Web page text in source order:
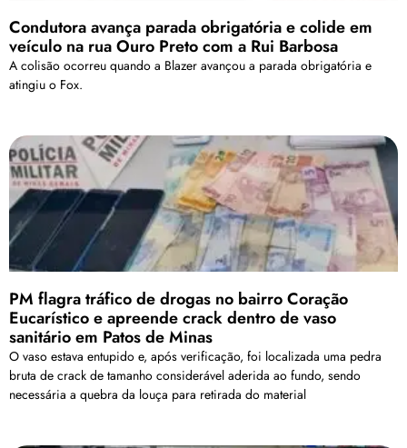
Condutora avança parada obrigatória e colide em
veículo na rua Ouro Preto com a Rui Barbosa
A colisão ocorreu quando a Blazer avançou a parada obrigatória e
atingiu o Fox.
PM flagra tráfico de drogas no bairro Coração
Eucarístico e apreende crack dentro de vaso
sanitário em Patos de Minas
O vaso estava entupido e, após verificação, foi localizada uma pedra
bruta de crack de tamanho considerável aderida ao fundo, sendo
necessária a quebra da louça para retirada do material